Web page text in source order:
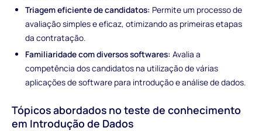
Triagem eficiente de candidatos: Permite um processo de
avaliação simples e eficaz, otimizando as primeiras etapas
da contratação.
Familiaridade com diversos softwares: Avalia a
competência dos candidatos na utilização de várias
aplicações de software para introdução e análise de dados.
Tópicos abordados no teste de conhecimento
em Introdução de Dados